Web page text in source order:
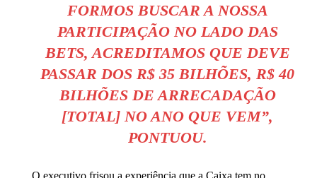
FORMOS BUSCAR A NOSSA
PARTICIPAÇÃO NO LADO DAS
BETS, ACREDITAMOS QUE DEVE
PASSAR DOS R$ 35 BILHÕES, R$ 40
BILHÕES DE ARRECADAÇÃO
[TOTAL] NO ANO QUE VEM”,
PONTUOU.
O executivo frisou a experiência que a Caixa tem no